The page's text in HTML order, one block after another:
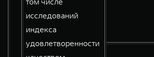
исследований
индекса
удовлетворенности